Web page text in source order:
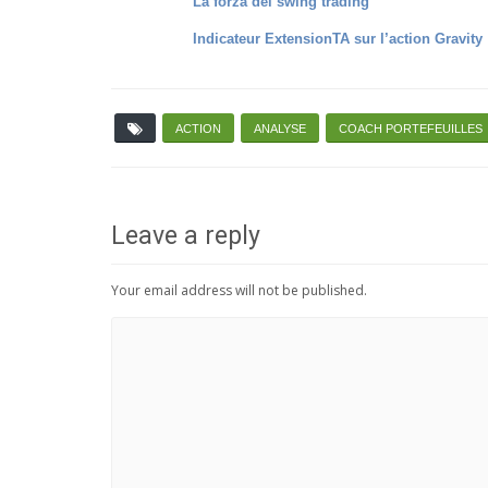
Indicateur ExtensionTA sur l’action Gravity
ACTION ANALYSE COACH PORTEFEUILLES
Leave a reply
Your email address will not be published.